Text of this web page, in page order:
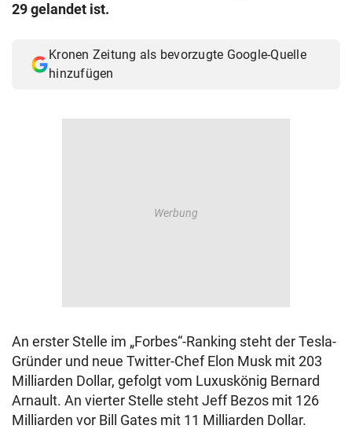
29 gelandet ist.
Kronen Zeitung als bevorzugte Google-Quelle
hinzufügen
An erster Stelle im „Forbes“-Ranking steht der Tesla-
Gründer und neue Twitter-Chef Elon Musk mit 203
Milliarden Dollar, gefolgt vom Luxuskönig Bernard
Arnault. An vierter Stelle steht Jeff Bezos mit 126
Milliarden vor Bill Gates mit 11 Milliarden Dollar.